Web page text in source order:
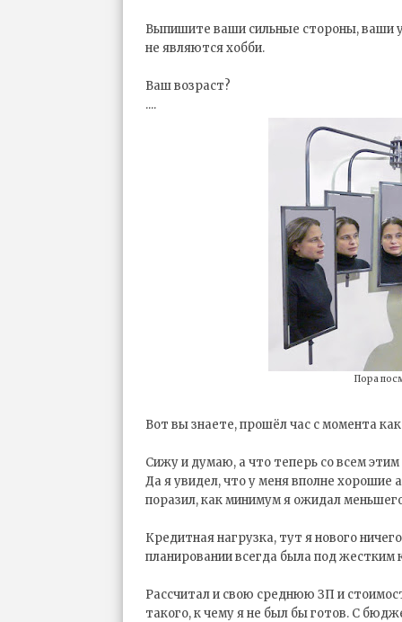
Выпишите ваши сильные стороны, ваши
не являются хобби.
Ваш возраст?
....
Пора
Вот вы знаете, прошёл час с момента как
Сижу и думаю, а что теперь со всем этим
Да я увидел, что у меня вполне хорошие
поразил, как минимум я ожидал
Кредитная нагрузка, тут я нового
планировании всегда была под жестким
Рассчитал и свою среднюю ЗП и
такого, к чему я не был бы готов. С